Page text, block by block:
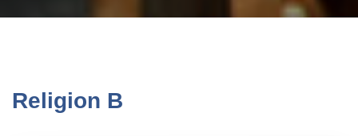
Religion B